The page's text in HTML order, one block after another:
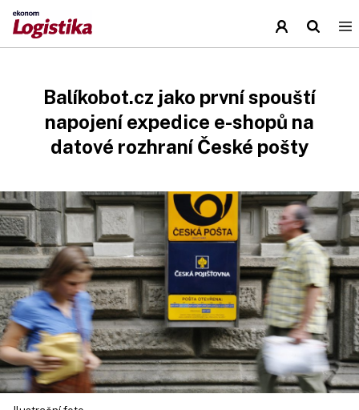
Balíkobot.cz jako první spouští
napojení expedice e-shopů na
datové rozhraní České pošty